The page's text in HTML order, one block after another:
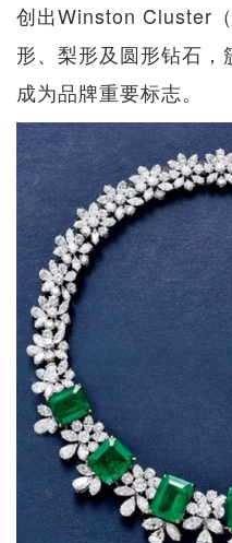
创出Winston Cluster
形、梨形及圆形钻石，
成为品牌重要标志。